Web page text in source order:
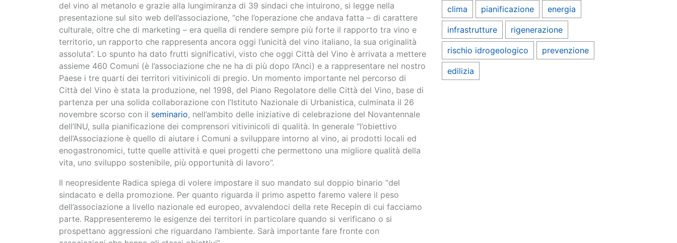
del vino al metanolo e grazie alla lungimiranza di 39 sindaci che intuirono, si legge nella
presentazione sul sito web dell’associazione, “che l’operazione che andava fatta – di carattere
culturale, oltre che di marketing – era quella di rendere sempre più forte il rapporto tra vino e
territorio, un rapporto che rappresenta ancora oggi l’unicità del vino italiano, la sua originalità
assoluta”. Lo spunto ha dato frutti significativi, visto che oggi Città del Vino è arrivata a mettere
assieme 460 Comuni (è l’associazione che ne ha di più dopo l’Anci) e a rappresentare nel nostro
Paese i tre quarti dei territori vitivinicoli di pregio. Un momento importante nel percorso di
Città del Vino è stata la produzione, nel 1998, del Piano Regolatore delle Città del Vino, base di
partenza per una solida collaborazione con l’Istituto Nazionale di Urbanistica, culminata il 26
novembre scorso con il seminario, nell’ambito delle iniziative di celebrazione del Novantennale
dell’INU, sulla pianificazione dei comprensori vitivinicoli di qualità. In generale “l’obiettivo
dell’Associazione è quello di aiutare i Comuni a sviluppare intorno al vino, ai prodotti locali ed
enogastronomici, tutte quelle attività e quei progetti che permettono una migliore qualità della
vita, uno sviluppo sostenibile, più opportunità di lavoro”.
Il neopresidente Radica spiega di volere impostare il suo mandato sul doppio binario “del
sindacato e della promozione. Per quanto riguarda il primo aspetto faremo valere il peso
dell’associazione a livello nazionale ed europeo, avvalendoci della rete Recepin di cui facciamo
parte. Rappresenteremo le esigenze dei territori in particolare quando si verificano o si
prospettano aggressioni che riguardano l’ambiente. Sarà importante fare fronte con
clima pianificazione energia
infrastrutture rigenerazione
rischio idrogeologico prevenzione
edilizia